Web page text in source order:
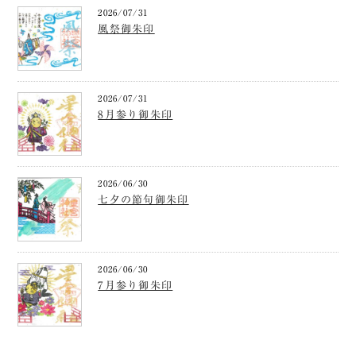
2026/07/31
風祭御朱印
2026/07/31
8月参り御朱印
2026/06/30
七夕の節句御朱印
2026/06/30
7月参り御朱印